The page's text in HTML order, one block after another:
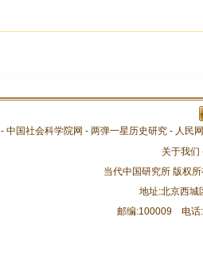
-中国社会科学院网 -两弹一星历史研究 - 人民
关于我们
当代中国研究所 版权
地址:北京西城
邮编:100009 电话